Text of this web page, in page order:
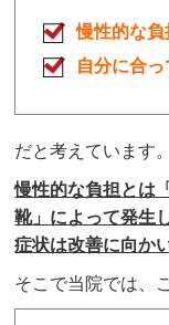
慢性的な負
自分に合
だと考えています。
慢性的な負担とは
靴」 によって発生
症状は改善に向か
そこで当院では、